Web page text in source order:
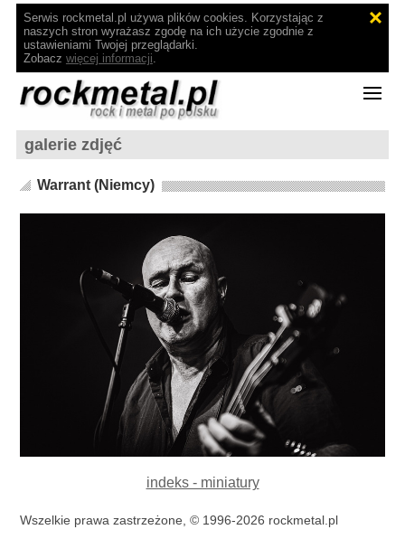
Serwis rockmetal.pl używa plików cookies. Korzystając z
naszych stron wyrażasz zgodę na ich użycie zgodnie z
ustawieniami Twojej przeglądarki.
Zobacz więcej informacji.
galerie zdjęć
Warrant (Niemcy)
indeks - miniatury
Wszelkie prawa zastrzeżone, © 1996-2026 rockmetal.pl